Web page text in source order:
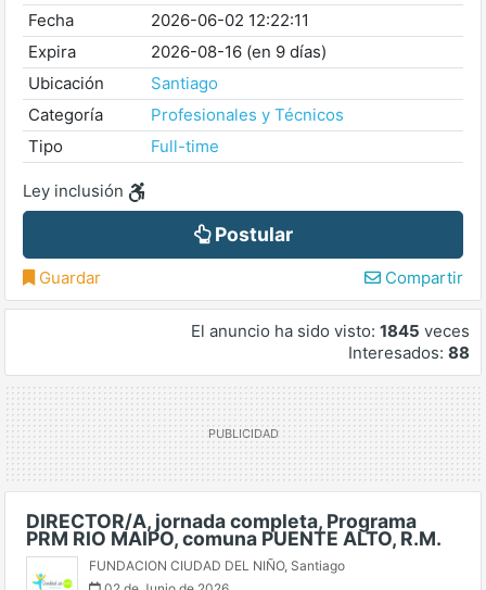
Fecha
2026-06-02 12:22:11
Expira
2026-08-16 (en 9 días)
Ubicación
Santiago
Categoría
Profesionales y Técnicos
Tipo
Full-time
Ley inclusión
Postular
Guardar Compartir
El anuncio ha sido visto: 1845 veces
Interesados: 88
DIRECTOR/A, jornada completa, Programa
PRM RIO MAIPO, comuna PUENTE ALTO, R.M.
FUNDACION CIUDAD DEL NIÑO, Santiago